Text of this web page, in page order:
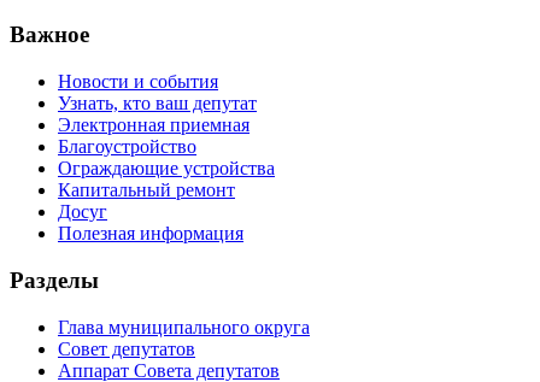
Важное
Новости и события
Узнать, кто ваш депутат
Электронная приемная
Благоустройство
Ограждающие устройства
Капитальный ремонт
Досуг
Полезная информация
Разделы
Глава муниципального округа
Совет депутатов
Аппарат Совета депутатов